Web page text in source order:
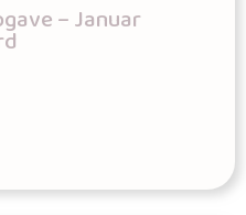
– Januar